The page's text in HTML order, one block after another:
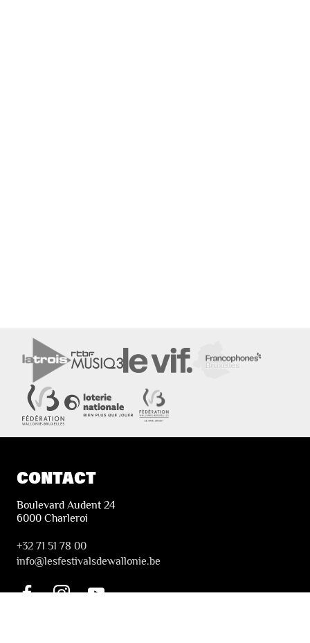
CONTACT
Boulevard Audent 24
6000 Charleroi
+32 71 51 78 00
info@lesfestivalsdewallonie.be